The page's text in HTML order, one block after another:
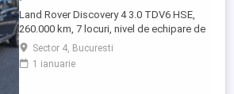
Land Rover Discovery 4 3.0 TDV6 HSE,
260.000 km, 7 locuri, nivel de echipare de
top. DETALII MOTOR ȘI STAREA
CURENTA: - Motor 3.0 TDV6 (2993 CC),
244 CP, Tracțiune integrală (4x4), Cutie
Sector 4, Bucuresti
1 ianuarie